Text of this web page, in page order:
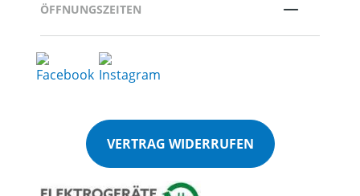
ÖFFNUNGSZEITEN
VERTRAG WIDERRUFEN